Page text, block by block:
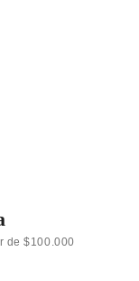
de $100.000